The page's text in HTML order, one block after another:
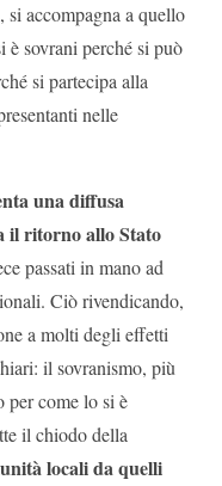
accompagna a quello
è sovrani perché si può
si partecipa alla
nelle
una diffusa
il ritorno allo Stato
passati in mano ad
Ciò rivendicando,
a molti degli effetti
il sovranismo, più
per come lo si è
il chiodo della
locali da quelli